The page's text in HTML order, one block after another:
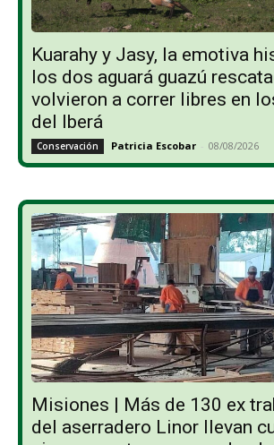
Kuarahy y Jasy, la emotiva
los dos aguará guazú
volvieron a correr libres en
del Iberá
Conservación Patricia Escobar - 08/08/2026
Misiones | Más de 130 ex
del aserradero Linor llevan